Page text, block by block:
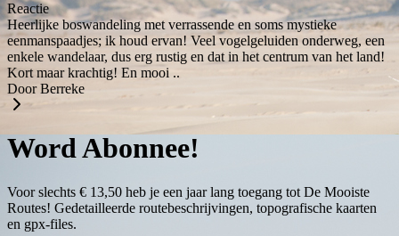
Reactie
Heerlijke boswandeling met verrassende en soms mystieke
eenmanspaadjes; ik houd ervan! Veel vogelgeluiden onderweg, een
enkele wandelaar, dus erg rustig en dat in het centrum van het land!
Kort maar krachtig! En mooi ..
Door Berreke
Word Abonnee!
Voor slechts € 13,50 heb je een jaar lang toegang tot De Mooiste
Routes! Gedetailleerde routebeschrijvingen, topografische kaarten
en gpx-files.